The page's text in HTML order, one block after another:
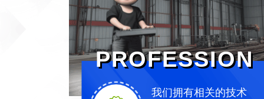
PROFESSION
我们拥有相关的技术